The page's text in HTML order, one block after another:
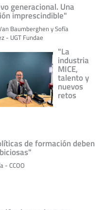
generacional. Una
imprescindible"
Baumberghen y Sofía
- UGT Fundae
"La
industria
MICE,
talento y
nuevos
retos
de formación deben
- CCOO